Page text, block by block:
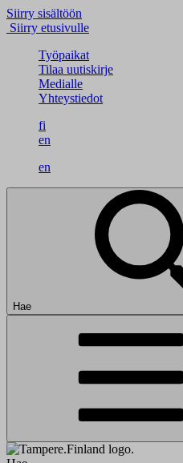
Siirry sisältöön
Siirry etusivulle
Työpaikat
Tilaa uutiskirje
Medialle
Yhteystiedot
fi
en
en
Hae